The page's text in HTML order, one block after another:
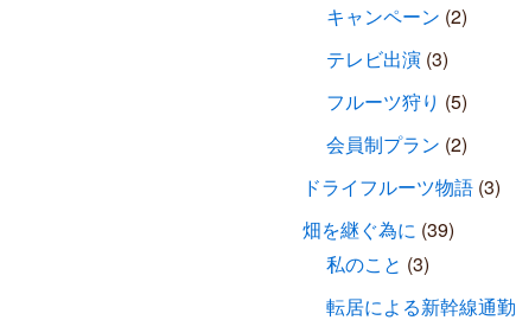
キャンペーン (2)
テレビ出演 (3)
フルーツ狩り (5)
会員制プラン (2)
ドライフルーツ物語 (3)
畑を継ぐ為に (39)
私のこと (3)
転居による新幹線通勤